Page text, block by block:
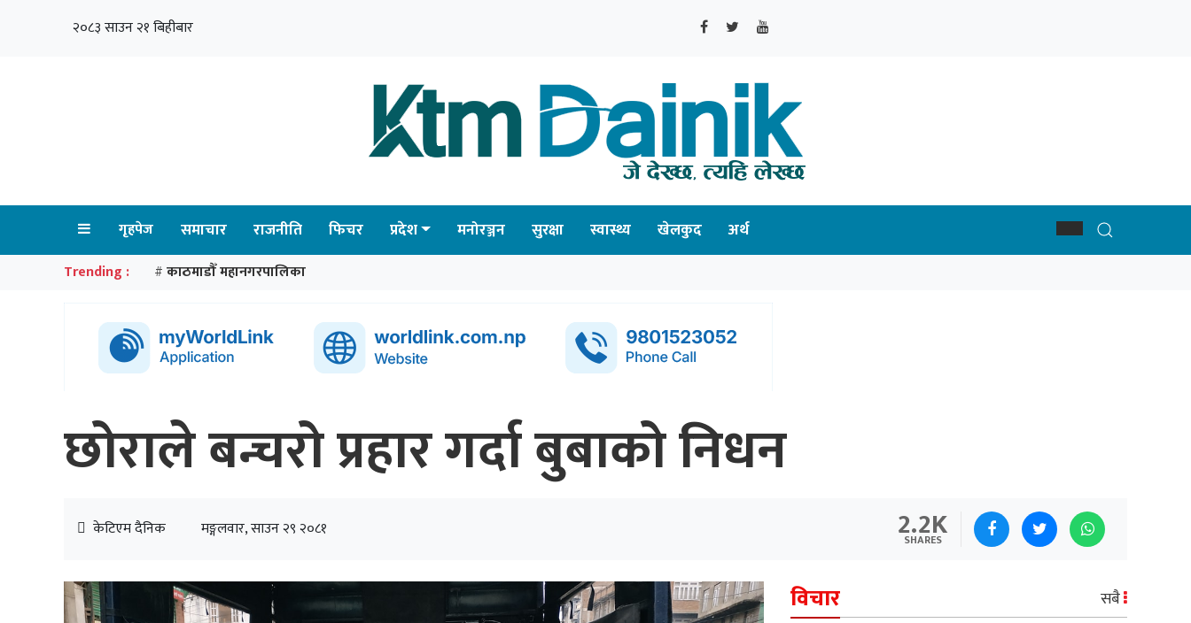
२०८३ साउन २१ बिहीबार
गृहपेज समाचार राजनीति फिचर प्रदेश मनोरञ्जन सुरक्षा स्वास्थ्य खेलकुद अर्थ
Trending : # काठमाडौँ महानगरपालिका
छोराले बन्चरो प्रहार गर्दा बुबाको निधन
केटिएम दैनिक मङ्गलवार, साउन २९ २०८१ 2.2K
SHARES
विचार सबै